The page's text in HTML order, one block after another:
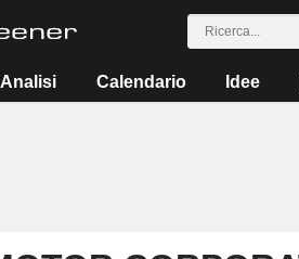
Analisi Calendario Idee